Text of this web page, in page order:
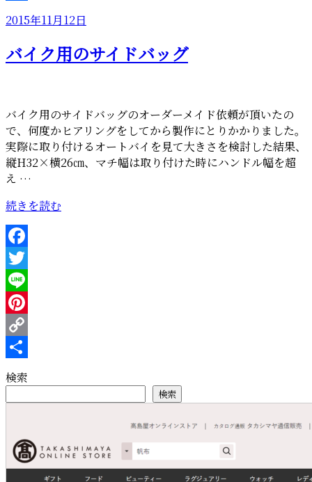
投
日:
2015年11月12日
バイク用のサイドバッグ
バイク用のサイドバッグのオーダーメイド依頼が頂いたの
で、何度かヒアリングをしてから製作にとりかかりました。
実際に取り付けるオートバイを見て大きさを検討した結果、
縦H32×横26㎝、マチ幅は取り付けた時にハンドル幅を超
え …
“バ
イ
ク
用
の
サ
イ
ド
バ
ッ
の
続きを読む
Facebook
Twitter
Line
Pinterest
Copy
Link
共
有
検索
検索